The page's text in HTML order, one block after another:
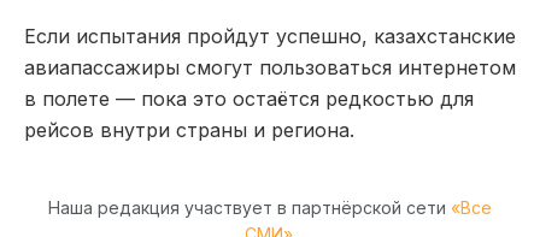
Если испытания пройдут успешно, казахстанские
авиапассажиры смогут пользоваться интернетом
в полете — пока это остаётся редкостью для
рейсов внутри страны и региона.
Наша редакция участвует в партнёрской сети «Все